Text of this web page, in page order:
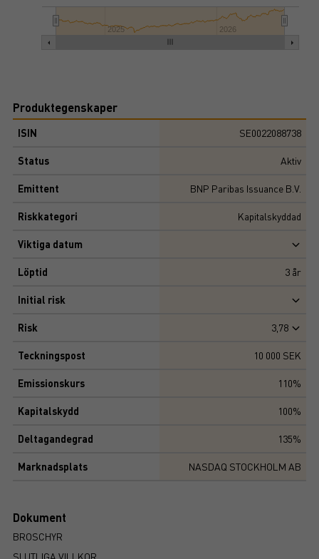
2025 2026
Produktegenskaper
ISIN SE0022088738
Status Aktiv
Emittent BNP Paribas Issuance B.V.
Riskkategori Kapitalskyddad
Viktiga datum
Löptid 3 år
Initial risk
Risk 3,78
Teckningspost 10 000 SEK
Emissionskurs 110%
Kapitalskydd 100%
Deltagandegrad 135%
Marknadsplats NASDAQ STOCKHOLM AB
Dokument
BROSCHYR
SLUTLIGA VILLKOR